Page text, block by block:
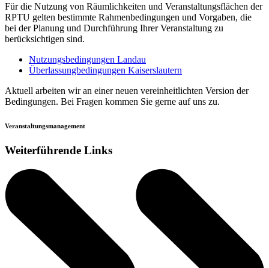
Für die Nutzung von Räumlichkeiten und Veranstaltungsflächen der
RPTU gelten bestimmte Rahmenbedingungen und Vorgaben, die
bei der Planung und Durchführung Ihrer Veranstaltung zu
berücksichtigen sind.
Nutzungsbedingungen Landau
Überlassungbedingungen Kaiserslautern
Aktuell arbeiten wir an einer neuen vereinheitlichten Version der
Bedingungen. Bei Fragen kommen Sie gerne auf uns zu.
Veranstaltungsmanagement
Weiterführende Links